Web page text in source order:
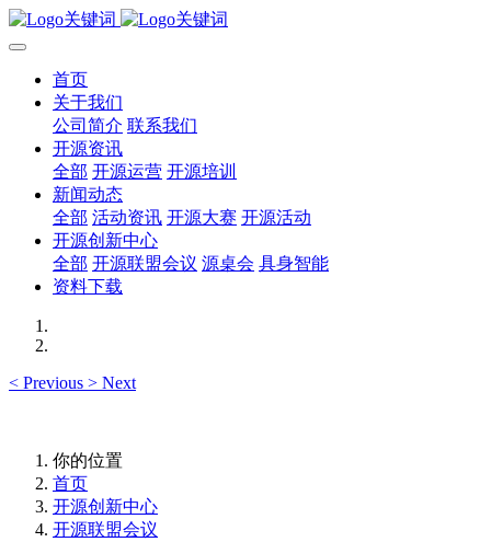
首页
关于我们
公司简介 联系我们
开源资讯
全部 开源运营 开源培训
新闻动态
全部 活动资讯 开源大赛 开源活动
开源创新中心
全部 开源联盟会议 源桌会 具身智能
资料下载
< Previous > Next
你的位置
首页
开源创新中心
开源联盟会议